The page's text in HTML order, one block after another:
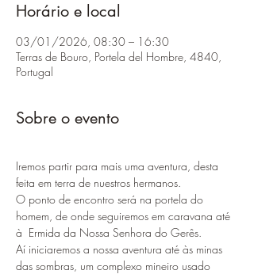
Horário e local
03/01/2026, 08:30 – 16:30
Terras de Bouro, Portela del Hombre, 4840,
Portugal
Sobre o evento
Iremos partir para mais uma aventura, desta
feita em terra de nuestros hermanos.
O ponto de encontro será na portela do
homem, de onde seguiremos em caravana até
à  Ermida da Nossa Senhora do Gerês.
Aí iniciaremos a nossa aventura até às minas
das sombras, um complexo mineiro usado